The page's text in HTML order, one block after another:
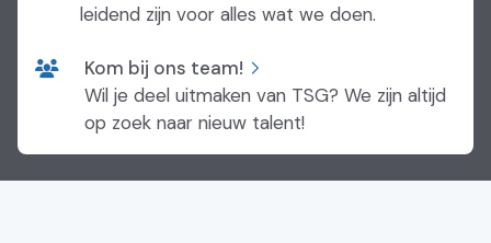
leidend zijn voor alles wat we doen.
Kom bij ons team!
Wil je deel uitmaken van TSG? We zijn altijd
op zoek naar nieuw talent!